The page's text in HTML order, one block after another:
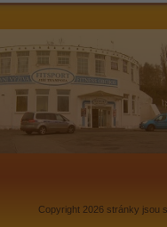
Copyright 2026 stránky jsou